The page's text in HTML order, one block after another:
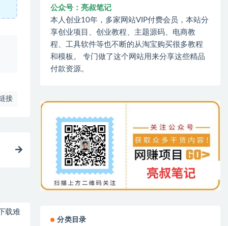
接
载难
公众号：亮叔笔记
本人创业10年，多家网站VIP付费会员，本站分
享创业项目、创业教程、主题源码、电商教
程、工具软件等也不断的从淘宝购买很多教程
和模板。 专门做了这个网站用来分享这些精品
付款资源。
分类目录